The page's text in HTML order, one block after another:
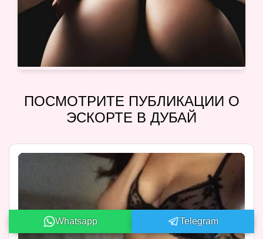
ПОСМОТРИТЕ ПУБЛИКАЦИИ О
ЭСКОРТЕ В ДУБАЙ
Whatsapp Telegram